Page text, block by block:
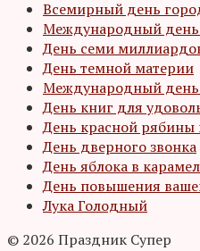
Всемирный день
Международный
День семи
День темной материи
Международный день
День книг для
День красной
День дверного звонка
День яблока в
День повышения
Лука Голодный
© 2026 Праздник Супер